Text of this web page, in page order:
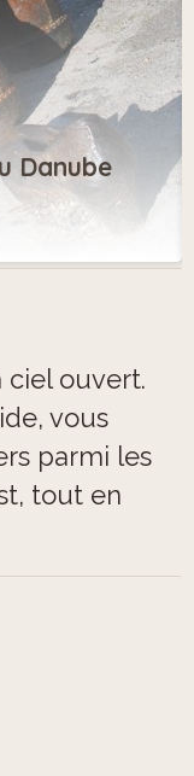
Danube
ciel ouvert.
vous
parmi les
tout en
points
relatent